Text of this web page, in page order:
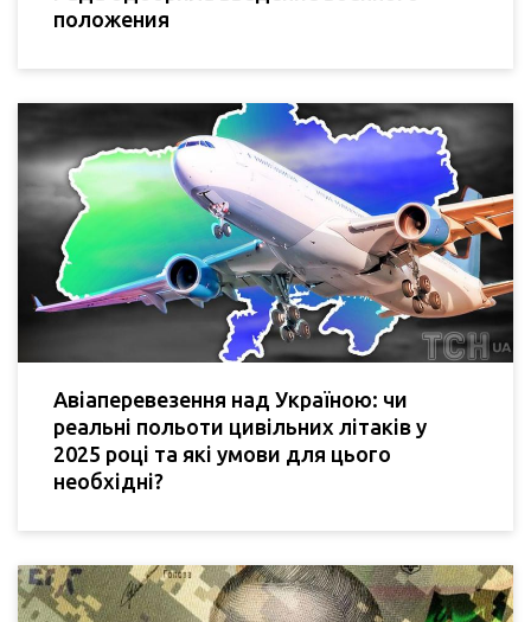
положения
Авіаперевезення над Україною: чи
реальні польоти цивільних літаків у
2025 році та які умови для цього
необхідні?